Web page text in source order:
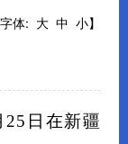
字体: 大 中 小】
日在新疆